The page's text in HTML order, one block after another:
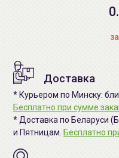
Доставка
* Курьером по Минску:
Бесплатно при сумме
* Доставка по Беларуси
и Пятницам. Бесплатно